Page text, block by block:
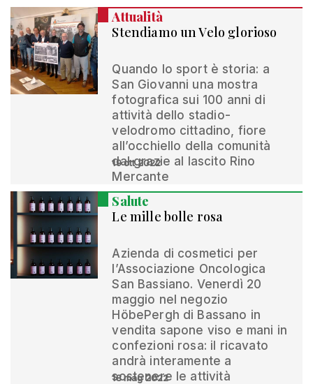
Attualità
Stendiamo un Velo glorioso
Quando lo sport è storia: a
San Giovanni una mostra
fotografica sui 100 anni di
attività dello stadio-
velodromo cittadino, fiore
all’occhiello della comunità
dal grazie al lascito Rino
Mercante
19 ott 2022
Salute
Le mille bolle rosa
Azienda di cosmetici per
l’Associazione Oncologica
San Bassiano. Venerdì 20
maggio nel negozio
HöbePergh di Bassano in
vendita sapone viso e mani in
confezioni rosa: il ricavato
andrà interamente a
sostenere le attività
18 mag 2022